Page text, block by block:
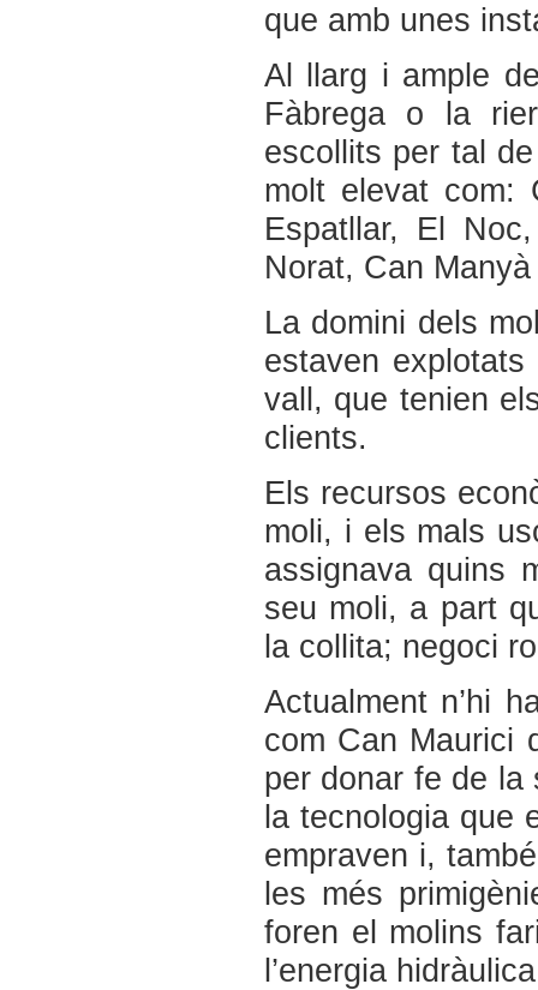
que amb unes
Al llarg i ample
Fàbrega o la
escollits per tal
molt elevat com:
Espatllar, El
Norat, Can
La domini dels
estaven
vall, que tenien
clients.
Els recursos
moli, i els mals
assignava quins
seu moli, a part
la collita; negoci
Actualment n’hi
com Can Maurici
per donar fe de la
la tecnologia que
empraven i,
les més
foren el molins
l’energia